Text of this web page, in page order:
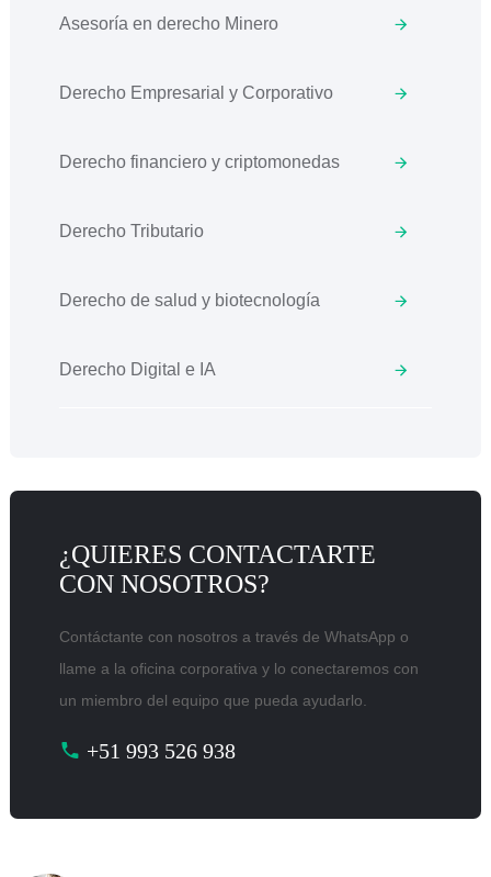
Asesoría en derecho Minero
Derecho Empresarial y Corporativo
Derecho financiero y criptomonedas
Derecho Tributario
Derecho de salud y biotecnología
Derecho Digital e IA
¿QUIERES CONTACTARTE
CON NOSOTROS?
Contáctante con nosotros a través de WhatsApp o
llame a la oficina corporativa y lo conectaremos con
un miembro del equipo que pueda ayudarlo.
+51 993 526 938